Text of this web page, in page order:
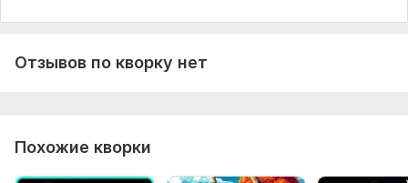
Отзывов по кворку нет
Похожие кворки